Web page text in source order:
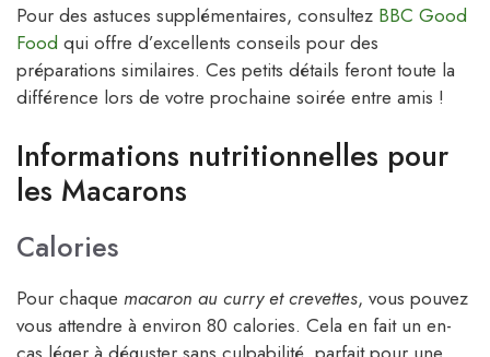
Pour des astuces supplémentaires, consultez BBC Good
Food qui offre d’excellents conseils pour des
préparations similaires. Ces petits détails feront toute la
différence lors de votre prochaine soirée entre amis !
Informations nutritionnelles pour
les Macarons
Calories
Pour chaque macaron au curry et crevettes, vous pouvez
vous attendre à environ 80 calories. Cela en fait un en-